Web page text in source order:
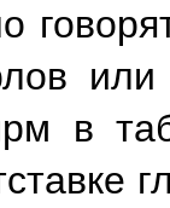
или
в